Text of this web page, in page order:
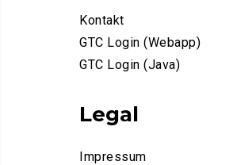
Kontakt
GTC Login (Webapp)
GTC Login (Java)
Legal
Impressum